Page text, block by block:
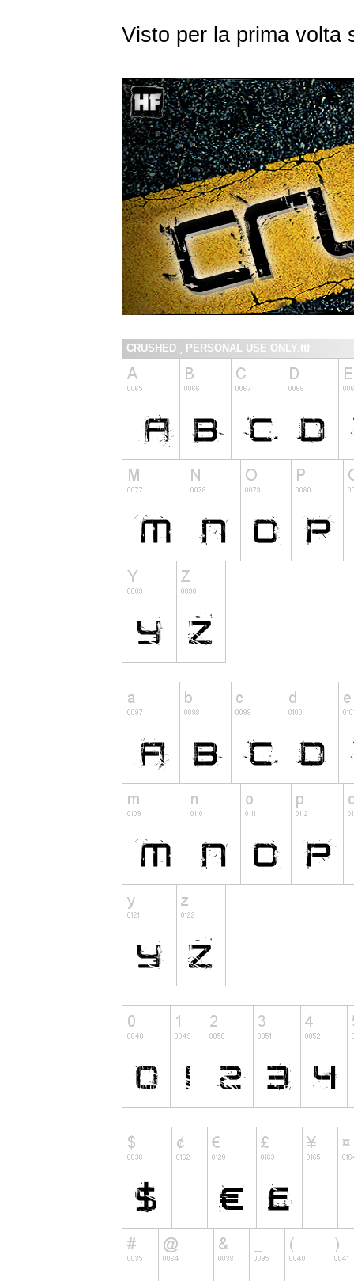
Visto per la prima volta
CRUSHED ¸ PERSONAL USE ONLY.ttf